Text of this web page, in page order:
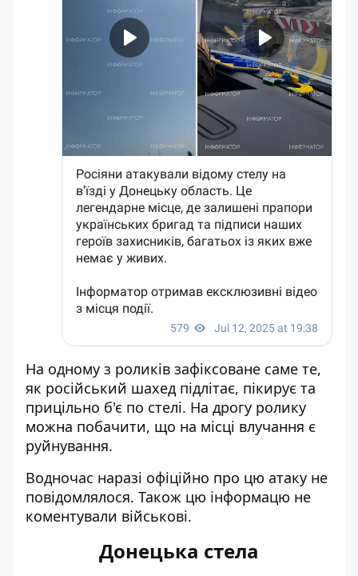
На одному з роликів зафіксоване саме те,
як російський шахед підлітає, пікирує та
прицільно б'є по стелі. На дрогу ролику
можна побачити, що на місці влучання є
руйнування.
Водночас наразі офіційно про цю атаку не
повідомлялося. Також цю інформацю не
коментували військові.
Донецька стела